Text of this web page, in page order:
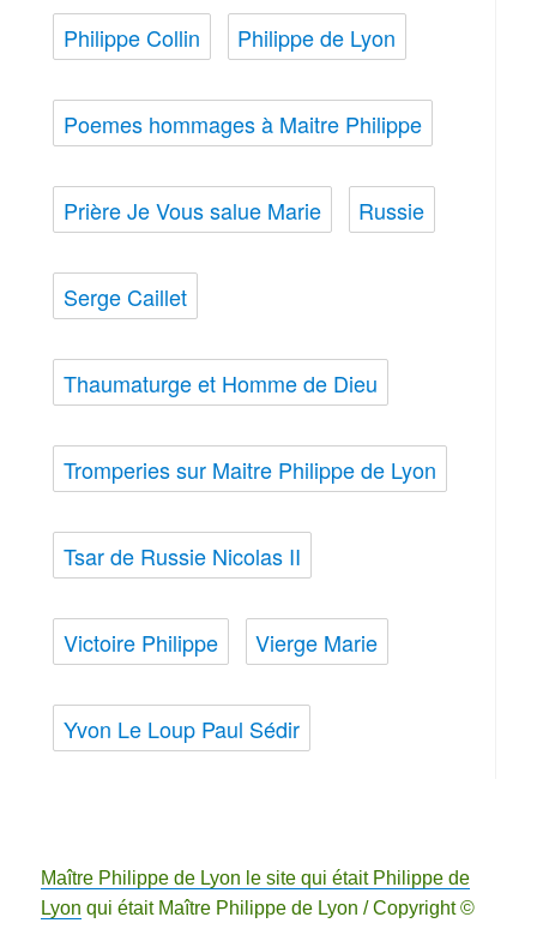
Philippe Collin Philippe de Lyon
Poemes hommages à Maitre Philippe
Prière Je Vous salue Marie Russie
Serge Caillet
Thaumaturge et Homme de Dieu
Tromperies sur Maitre Philippe de Lyon
Tsar de Russie Nicolas II
Victoire Philippe Vierge Marie
Yvon Le Loup Paul Sédir
Maître Philippe de Lyon le site qui était Philippe de
Lyon qui était Maître Philippe de Lyon / Copyright ©